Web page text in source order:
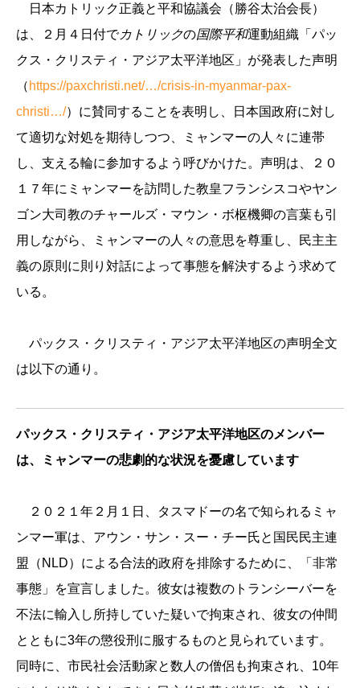
日本カトリック正義と平和協議会（勝谷太治会長）
は、２月４日付でカトリックの国際平和運動組織「パッ
クス・クリスティ・アジア太平洋地区」が発表した声明
（ https://paxchristi.net/…/crisis-in-myanmar-pax-
christi…/）に賛同することを表明し、日本国政府に対し
て適切な対処を期待しつつ、ミャンマーの人々に連帯
し、支える輪に参加するよう呼びかけた。声明は、２０
１７年にミャンマーを訪問した教皇フランシスコやヤン
ゴン大司教のチャールズ・マウン・ボ枢機卿の言葉も引
用しながら、ミャンマーの人々の意思を尊重し、民主主
義の原則に則り対話によって事態を解決するよう求めて
いる。
パックス・クリスティ・アジア太平洋地区の声明全文
は以下の通り。
パックス・クリスティ・アジア太平洋地区のメンバー
は、ミャンマーの悲劇的な状況を憂慮しています
２０２１年２月１日、タスマドーの名で知られるミャ
ンマー軍は、アウン・サン・スー・チー氏と国民民主連
盟（NLD）による合法的政府を排除するために、「非常
事態」を宣言しました。彼女は複数のトランシーバーを
不法に輸入し所持していた疑いで拘束され、彼女の仲間
とともに3年の懲役刑に服するものと見られています。
同時に、市民社会活動家と数人の僧侶も拘束され、10年